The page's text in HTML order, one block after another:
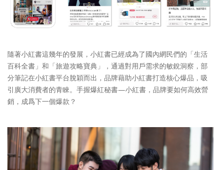
隨著小紅書這幾年的發展，小紅書已經成為了國內網民們的「生活
百科全書」和「旅遊攻略寶典」，通過對用戶需求的敏銳洞察，部
分筆記在小紅書平台脫穎而出，品牌藉助小紅書打造核心爆品，吸
引廣大消費者的青睞。手握爆紅秘書—小紅書，品牌要如何高效營
銷，成爲下一個爆款？